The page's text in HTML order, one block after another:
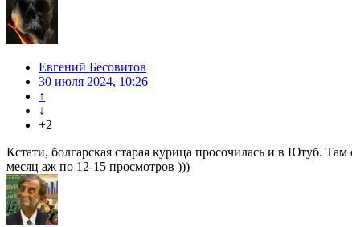
Евгений Бесовитов
30 июля 2024, 10:26
↑
↓
+2
Кстати, болгарская старая курица просочилась и в Ютуб.
месяц аж по 12-15 просмотров )))